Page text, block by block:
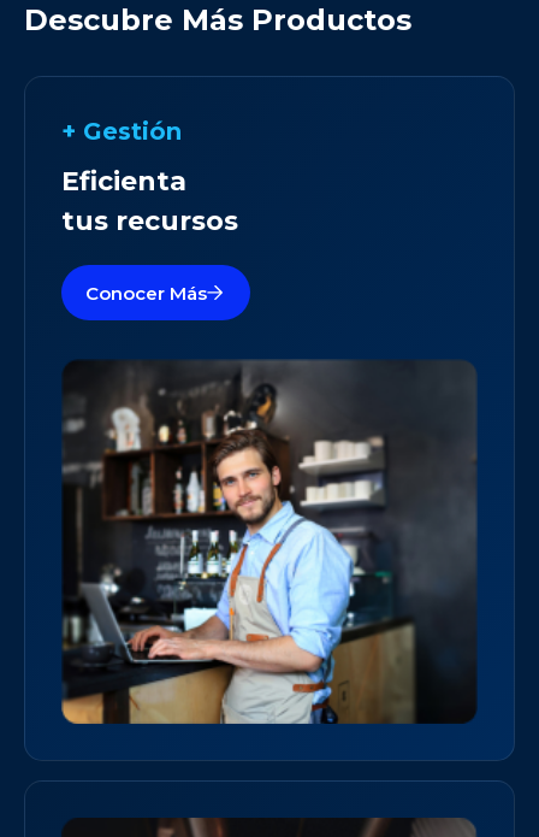
Descubre Más Productos
+ Gestión
Eficienta
tus recursos
Conocer Más